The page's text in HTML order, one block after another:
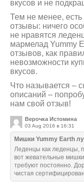
вкусов и не
Тем не менее,
отзывы: ничего
не нравятся
мармелад Yummy
отзывов, как
невозможности
вкусов.
Что называется –
описаний –
нам свой отзыв!
Верочка Истомина
03 Aug 2016 в 16:31
Мишки Yummy Earth
Леденцы как леденцы,
вот жевательные
требуют постоянно.
чистая